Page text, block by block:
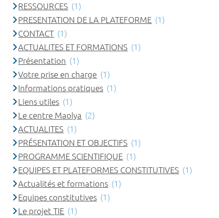
RESSOURCES (1)
PRESENTATION DE LA PLATEFORME (1)
CONTACT (1)
ACTUALITES ET FORMATIONS (1)
Présentation (1)
Votre prise en charge (1)
Informations pratiques (1)
Liens utiles (1)
Le centre Maolya (2)
ACTUALITES (1)
PRÉSENTATION ET OBJECTIFS (1)
PROGRAMME SCIENTIFIQUE (1)
EQUIPES ET PLATEFORMES CONSTITUTIVES (1)
Actualités et formations (1)
Equipes constitutives (1)
Le projet TIE (1)